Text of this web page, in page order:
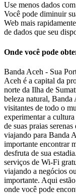
Use menos dados
Você pode diminuir
Web mais
de dados que seu
Onde você pode
Banda Aceh - Sua
Aceh é a capital da
norte da Ilha de
beleza natural, Banda
visitantes de todo o
experimentar a
de suas praias
viajando para Banda
importante encontrar
desfruta de sua
serviços de Wi-Fi
viajando a negócios
importante. Aqui
onde você pode